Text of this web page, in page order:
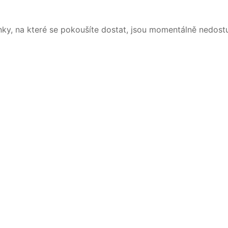
na které se pokoušíte dostat, jsou momentálně